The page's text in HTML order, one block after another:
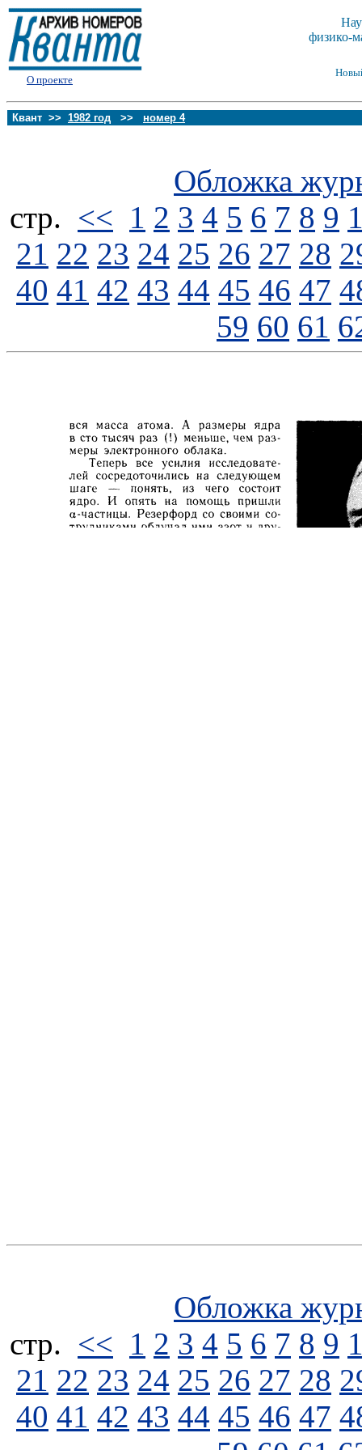
О проекте
физико-
Квант >> 1982 год >> номер 4
Обложка
стp. << 1 2 3 4 5 6 7 8 9
21 22 23 24 25 26 27 28
40 41 42 43 44 45 46 47
59 60 61
Обложка
стp. << 1 2 3 4 5 6 7 8 9
21 22 23 24 25 26 27 28
40 41 42 43 44 45 46 47